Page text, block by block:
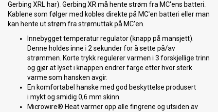
Gerbing XRL har). Gerbing XR må hente strøm fra MC'ens batteri.
Kablene som følger med kobles direkte på MC'en batteri eller man
kan hente ut strøm fra strømuttak på MC'en.
Innebygget temperatur regulator (knapp på mansjett).
Denne holdes inne i 2 sekunder for å sette på/av
strømmen. Korte trykk regulerer varmen i 3 forskjellige trinn
og gjør at lyset i knappen endrer farge etter hvor sterk
varme som hansken avgir.
En komfortabel hanske med god beskyttelse produsert
i mykt og smidig 0,6 mm skinn.
Microwire® Heat varmer opp alle fingrene og utsiden av